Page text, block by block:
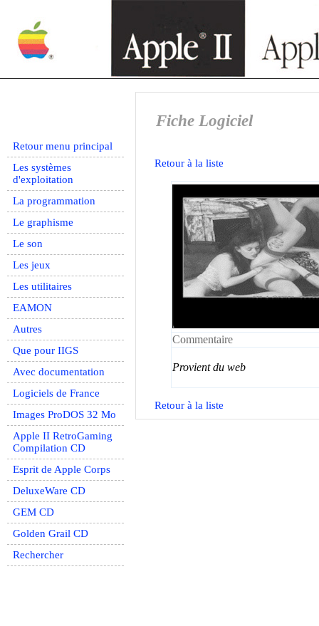
Retour menu principal
Les systèmes
d'exploitation
La programmation
Le graphisme
Le son
Les jeux
Les utilitaires
EAMON
Autres
Que pour IIGS
Avec documentation
Logiciels de France
Images ProDOS 32 Mo
Apple II RetroGaming
Compilation CD
Esprit de Apple Corps
DeluxeWare CD
GEM CD
Golden Grail CD
Rechercher
Fiche Logiciel
Retour à la liste
Commentaire
Provient du web
Retour à la liste